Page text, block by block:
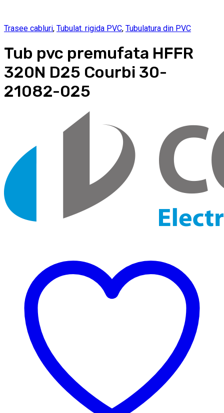
Trasee cabluri, Tubulat. rigida PVC, Tubulatura din PVC
Tub pvc premufata HFFR
320N D25 Courbi 30-
21082-025